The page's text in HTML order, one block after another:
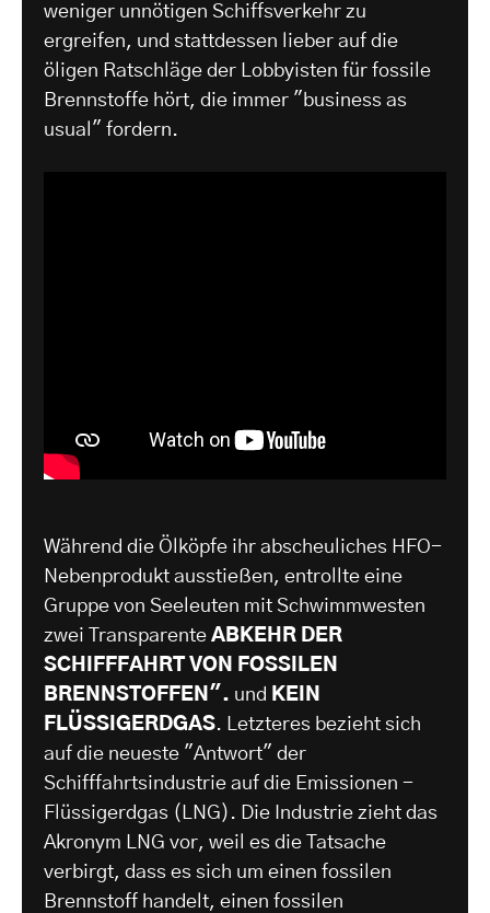
weniger unnötigen Schiffsverkehr zu
ergreifen, und stattdessen lieber auf die
öligen Ratschläge der Lobbyisten für fossile
Brennstoffe hört, die immer "business as
usual" fordern.
Während die Ölköpfe ihr abscheuliches HFO-
Nebenprodukt ausstießen, entrollte eine
Gruppe von Seeleuten mit Schwimmwesten
zwei Transparente ABKEHR DER
SCHIFFFAHRT VON FOSSILEN
BRENNSTOFFEN". und KEIN
FLÜSSIGERDGAS. Letzteres bezieht sich
auf die neueste "Antwort" der
Schifffahrtsindustrie auf die Emissionen -
Flüssigerdgas (LNG). Die Industrie zieht das
Akronym LNG vor, weil es die Tatsache
verbirgt, dass es sich um einen fossilen
Brennstoff handelt, einen fossilen